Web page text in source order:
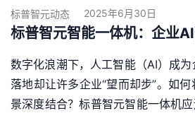
标普智元动态 2025年6月30日
标普智元智能一体机：企业
数字化浪潮下，人工智能（AI）成
落地却让许多企业“望而却步”。如
景深度结合？标普智元智能一体机